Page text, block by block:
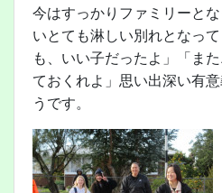
今はすっかりファミリーと
いとても淋しい別れとなっ
も、いい子だったよ」「ま
ておくれよ」思い出深い有
うです。